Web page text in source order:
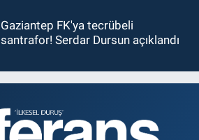
Gaziantep FK'ya tecrübeli
santrafor! Serdar Dursun açıklandı